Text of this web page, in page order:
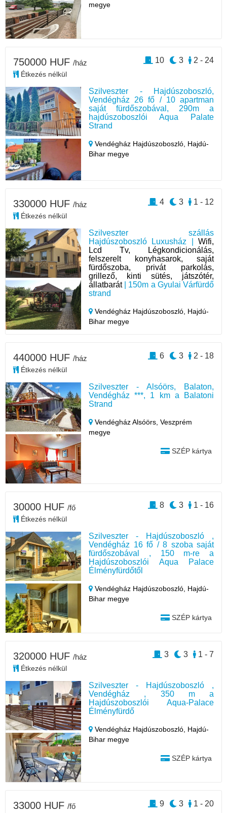
megye
Szilveszter - Hajdúszoboszló,
Vendégház 26 fő / 10 apartman
saját fürdőszobával, 290m a
hajdúszoboszlói Aqua Palate
Strand
Vendégház Hajdúszoboszló, Hajdú-
Bihar megye
750000 HUF /ház
Étkezés nélkül
2 - 24
3
10
Szilveszter szállás
Hajdúszoboszló Luxusház | Wifi,
Lcd Tv, Légkondicionálás,
felszerelt konyhasarok, saját
fürdőszoba, privát parkolás,
grillező, kinti sütés, játszótér,
állatbarát| 150m a Gyulai Várfürdő
strand
Vendégház Hajdúszoboszló, Hajdú-
Bihar megye
330000 HUF /ház
Étkezés nélkül
1 - 12
3
4
Szilveszter - Alsóörs, Balaton,
Vendégház ***, 1 km a Balatoni
Strand
Vendégház Alsóörs,Veszprém
megye
SZÉP kártya
440000 HUF /ház
Étkezés nélkül
2 - 18
3
6
Szilveszter - Hajdúszoboszló ,
Vendégház 16 fő / 8 szoba saját
fürdőszobával , 150 m-re a
Hajdúszoboszlói Aqua Palace
Élményfürdőtől
Vendégház Hajdúszoboszló, Hajdú-
Bihar megye
SZÉP kártya
30000 HUF /fő
Étkezés nélkül
1 - 16
3
8
Szilveszter - Hajdúszoboszló ,
Vendégház , 350 m a
Hajdúszoboszlói Aqua-Palace
Élményfürdő
Vendégház Hajdúszoboszló, Hajdú-
Bihar megye
SZÉP kártya
320000 HUF /ház
Étkezés nélkül
1 - 7
3
3
33000 HUF /fő 1 - 20
3
9